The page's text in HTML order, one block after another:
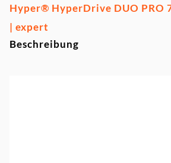
Hyper® HyperDrive DUO PRO
| expert
Beschreibung